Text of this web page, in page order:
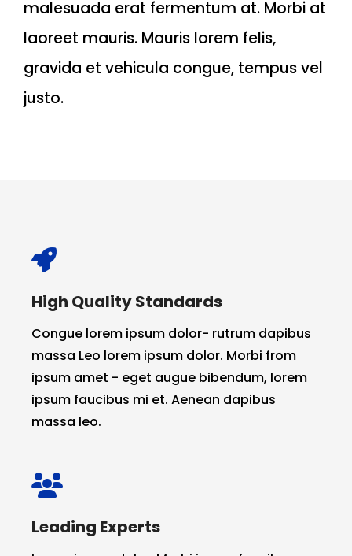
malesuada erat fermentum at. Morbi at
laoreet mauris. Mauris lorem felis,
gravida et vehicula congue, tempus vel
justo.
High Quality Standards
Congue lorem ipsum dolor- rutrum dapibus
massa Leo lorem ipsum dolor. Morbi from
ipsum amet - eget augue bibendum, lorem
ipsum faucibus mi et. Aenean dapibus
massa leo.
Leading Experts